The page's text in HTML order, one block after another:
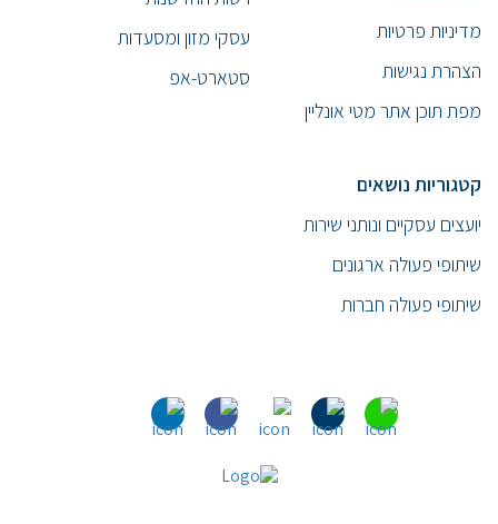
מדיניות פרטיות
הצהרת נגישות
מפת תוכן אתר מטי אונליין
עסקי מזון ומסעדות
סטארט-אפ
קטגוריות נושאים
יועצים עסקיים ונותני שירות
שיתופי פעולה ארגונים
שיתופי פעולה חברות